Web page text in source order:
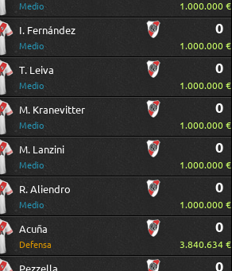
Medio 1.000.000 €
I. Fernández
Medio
0
1.000.000 €
T. Leiva
Medio
0
1.000.000 €
M. Kranevitter
Medio
0
1.000.000 €
M. Lanzini
Medio
0
1.000.000 €
R. Aliendro
Medio
0
1.000.000 €
Acuña
Defensa
0
3.840.634 €
Pezzella 0